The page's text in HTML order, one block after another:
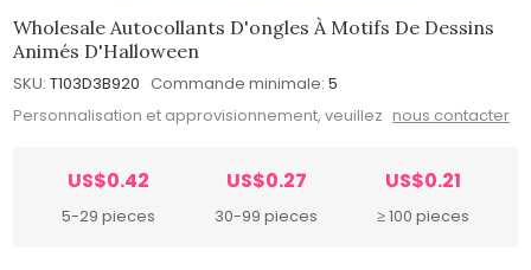
Wholesale Autocollants D'ongles À Motifs De Dessins
Animés D'Halloween
SKU: T103D3B920 Commande minimale: 5
Personnalisation et approvisionnement, veuillez nous contacter
US$0.42
5-29 pieces
US$0.27
30-99 pieces
US$0.21
≥ 100 pieces